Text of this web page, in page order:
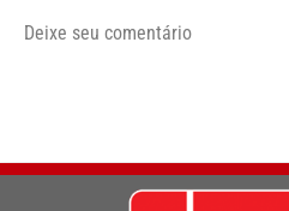
Deixe seu comentário